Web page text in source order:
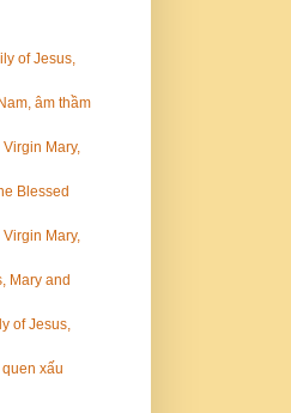
of Jesus,
âm thầm
Mary,
Blessed
Mary,
Mary and
of Jesus,
xấu